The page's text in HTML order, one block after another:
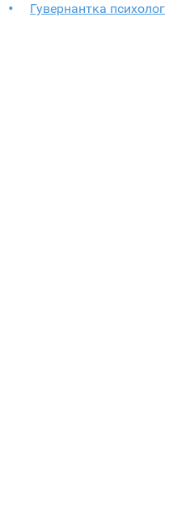
Гувернантка психолог